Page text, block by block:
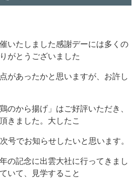
いたしました感謝デーには多くの
がとうございました
があったかと思いますが、お許し
のから揚げ」はご好評いただき、
きました。大したこ
でお知らせしたいと思います。
の記念に出雲大社に行ってきまし
いて、見学すること